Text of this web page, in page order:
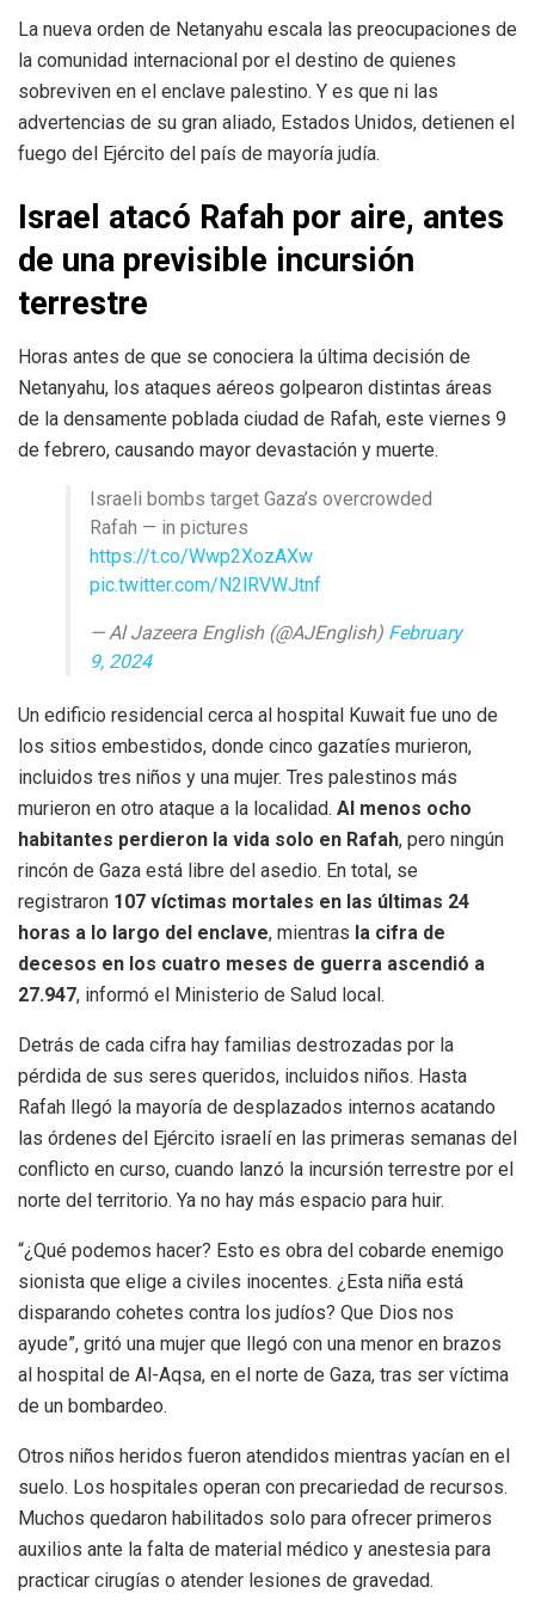
La nueva orden de Netanyahu escala las preocupaciones de
la comunidad internacional por el destino de quienes
sobreviven en el enclave palestino. Y es que ni las
advertencias de su gran aliado, Estados Unidos, detienen el
fuego del Ejército del país de mayoría judía.
Israel atacó Rafah por aire, antes
de una previsible incursión
terrestre
Horas antes de que se conociera la última decisión de
Netanyahu, los ataques aéreos golpearon distintas áreas
de la densamente poblada ciudad de Rafah, este viernes 9
de febrero, causando mayor devastación y muerte.
Israeli bombs target Gaza’s overcrowded
Rafah — in pictures
https://t.co/Wwp2XozAXw
pic.twitter.com/N2lRVWJtnf
— Al Jazeera English (@AJEnglish) February
9, 2024
Un edificio residencial cerca al hospital Kuwait fue uno de
los sitios embestidos, donde cinco gazatíes murieron,
incluidos tres niños y una mujer. Tres palestinos más
murieron en otro ataque a la localidad. Al menos ocho
habitantes perdieron la vida solo en Rafah, pero ningún
rincón de Gaza está libre del asedio. En total, se
registraron 107 víctimas mortales en las últimas 24
horas a lo largo del enclave, mientras la cifra de
decesos en los cuatro meses de guerra ascendió a
27.947, informó el Ministerio de Salud local.
Detrás de cada cifra hay familias destrozadas por la
pérdida de sus seres queridos, incluidos niños. Hasta
Rafah llegó la mayoría de desplazados internos acatando
las órdenes del Ejército israelí en las primeras semanas del
conflicto en curso, cuando lanzó la incursión terrestre por el
norte del territorio. Ya no hay más espacio para huir.
“¿Qué podemos hacer? Esto es obra del cobarde enemigo
sionista que elige a civiles inocentes. ¿Esta niña está
disparando cohetes contra los judíos? Que Dios nos
ayude”, gritó una mujer que llegó con una menor en brazos
al hospital de Al-Aqsa, en el norte de Gaza, tras ser víctima
de un bombardeo.
Otros niños heridos fueron atendidos mientras yacían en el
suelo. Los hospitales operan con precariedad de recursos.
Muchos quedaron habilitados solo para ofrecer primeros
auxilios ante la falta de material médico y anestesia para
practicar cirugías o atender lesiones de gravedad.